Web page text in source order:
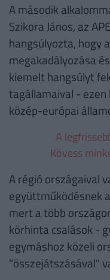
A második
Szikora János, az
hangsúlyozta, hogy
megakadályozása
kiemelt hangsúlyt
tagállamaival - ezen
közép-európai
A
Kövess
A régió országaival
együttműködésnek
mert a több
körhinta csalások -
egymáshoz közeli
"összejátszásával"